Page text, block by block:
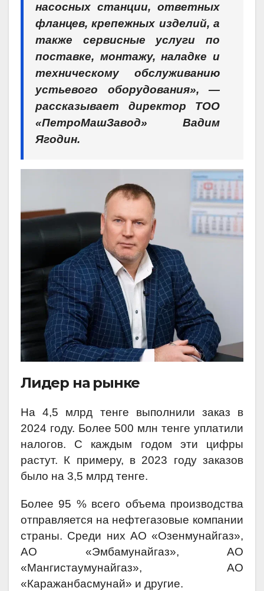
насосных станции, ответных
фланцев, крепежных изделий, а
также сервисные услуги по
поставке, монтажу, наладке и
техническому обслуживанию
устьевого оборудования», —
рассказывает директор ТОО
«ПетроМашЗавод» Вадим
Ягодин.
Лидер на рынке
На 4,5 млрд тенге выполнили заказ в
2024 году. Более 500 млн тенге уплатили
налогов. С каждым годом эти цифры
растут. К примеру, в 2023 году заказов
было на 3,5 млрд тенге.
Более 95 % всего объема производства
отправляется на нефтегазовые компании
страны. Среди них АО «Озенмунайгаз»,
АО «Эмбамунайгаз», АО
«Мангистаумунайгаз», АО
«Каражанбасмунай» и другие.